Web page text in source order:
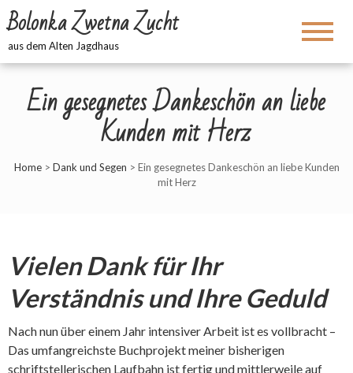
Bolonka Zwetna Zucht
aus dem Alten Jagdhaus
Ein gesegnetes Dankeschön an liebe
Kunden mit Herz
Home> Dank und Segen > Ein gesegnetes Dankeschön an liebe Kunden
mit Herz
Vielen Dank für Ihr
Verständnis und Ihre Geduld
Nach nun über einem Jahr intensiver Arbeit ist es vollbracht –
Das umfangreichste Buchprojekt meiner bisherigen
schriftstellerischen Laufbahn ist fertig und mittlerweile auf